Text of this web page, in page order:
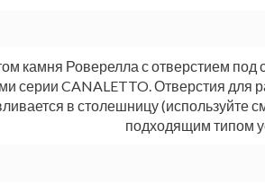
камня Роверелла с отверстием под
серии CANALETTO. Отверстия для
в столешницу (используйте
подходящим типом